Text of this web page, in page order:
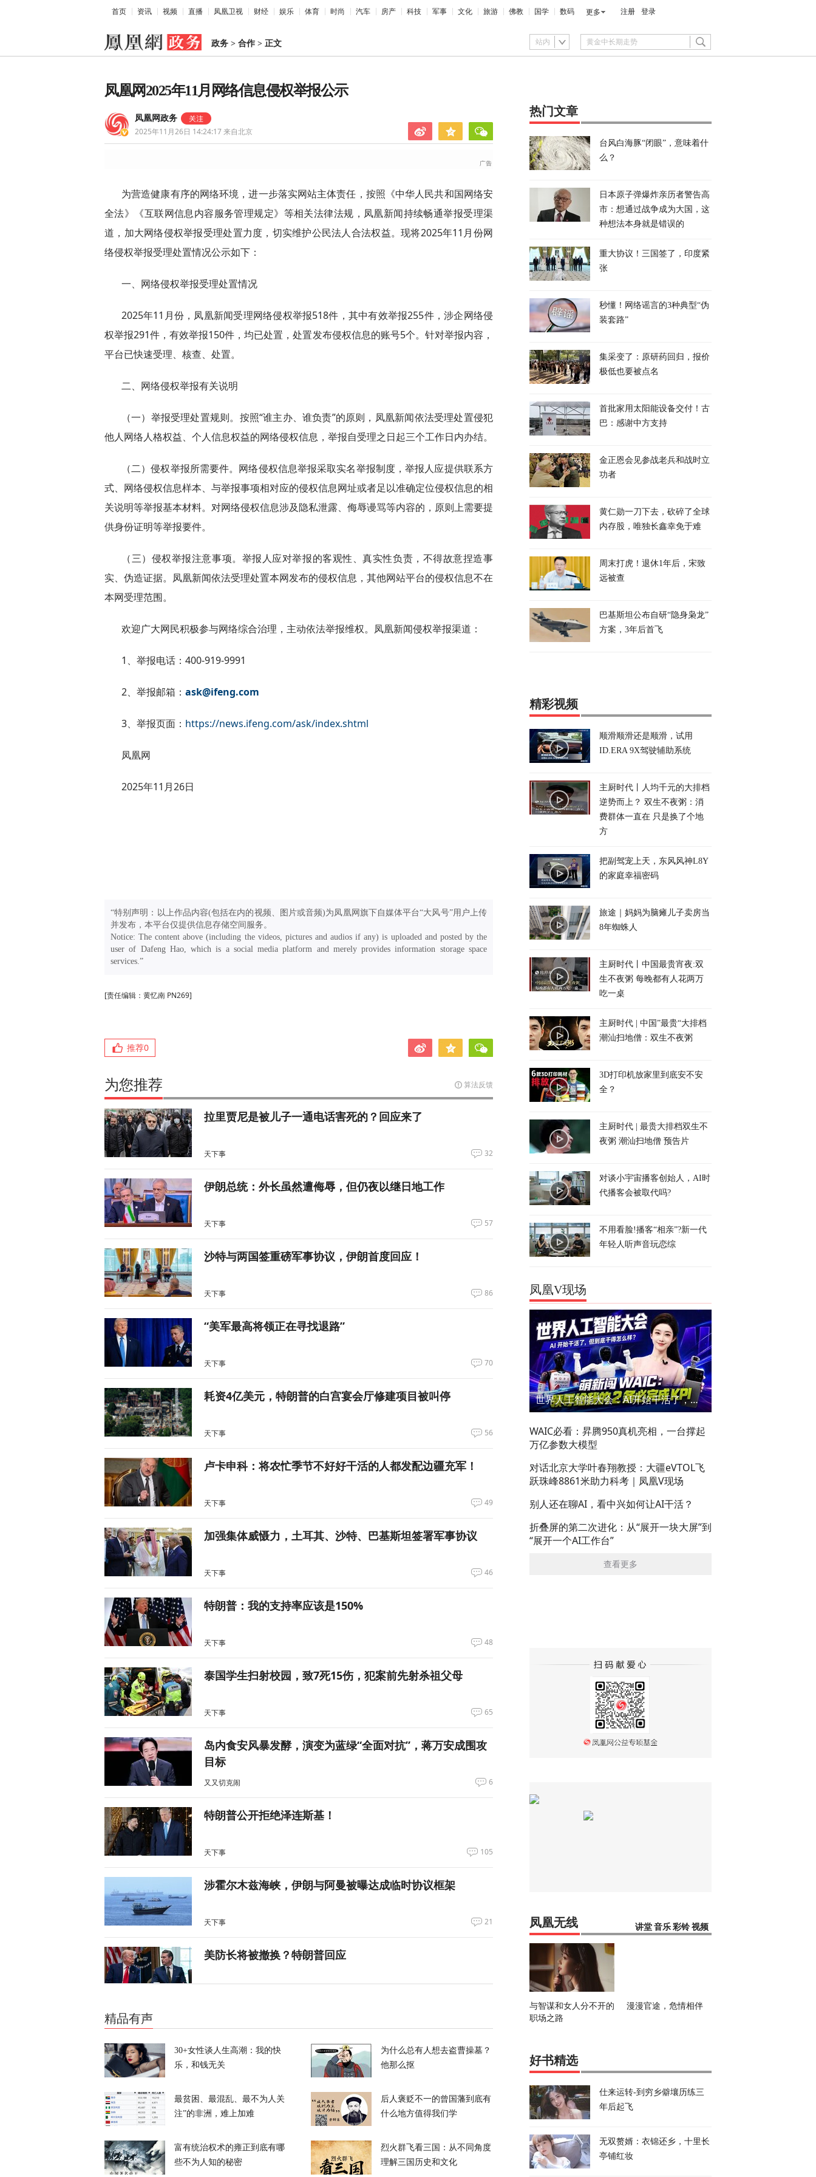
首页 资讯 视频 直播 凤凰卫视 财经 娱乐 体育 时尚 汽车 房产 科技 军事 文化 旅游 佛教 国学 数码 更多 注册 登录
政务 > 合作 > 正文 站内
凤凰网2025年11月网络信息侵权举报公示
凤凰网政务
2025年11月26日 14:24:17来自北京
为营造健康有序的网络环境，进一步落实网站主体责任，按照《中华人民共和国网络安
全法》《互联网信息内容服务管理规定》等相关法律法规，凤凰新闻持续畅通举报受理渠
道，加大网络侵权举报受理处置力度，切实维护公民法人合法权益。现将2025年11月份网
络侵权举报受理处置情况公示如下：
一、网络侵权举报受理处置情况
2025年11月份，凤凰新闻受理网络侵权举报518件，其中有效举报255件，涉企网络侵
权举报291件，有效举报150件，均已处置，处置发布侵权信息的账号5个。针对举报内容，
平台已快速受理、核查、处置。
二、网络侵权举报有关说明
（一）举报受理处置规则。按照“谁主办、谁负责”的原则，凤凰新闻依法受理处置侵犯
他人网络人格权益、个人信息权益的网络侵权信息，举报自受理之日起三个工作日内办结。
（二）侵权举报所需要件。网络侵权信息举报采取实名举报制度，举报人应提供联系方
式、网络侵权信息样本、与举报事项相对应的侵权信息网址或者足以准确定位侵权信息的相
关说明等举报基本材料。对网络侵权信息涉及隐私泄露、侮辱谩骂等内容的，原则上需要提
供身份证明等举报要件。
（三）侵权举报注意事项。举报人应对举报的客观性、真实性负责，不得故意捏造事
实、伪造证据。凤凰新闻依法受理处置本网发布的侵权信息，其他网站平台的侵权信息不在
本网受理范围。
欢迎广大网民积极参与网络综合治理，主动依法举报维权。凤凰新闻侵权举报渠道：
1、举报电话：400-919-9991
2、举报邮箱： ask@ifeng.com
3、举报页面： https://news.ifeng.com/ask/index.shtml
凤凰网
2025年11月26日
“特别声明：以上作品内容(包括在内的视频、图片或音频)为凤凰网旗下自媒体平台“大风号”用户上传
并发布，本平台仅提供信息存储空间服务。
Notice: The content above (including the videos, pictures and audios if any) is uploaded and posted by the
user of Dafeng Hao, which is a social media platform and merely provides information storage space
services.”
[责任编辑：黄忆南 PN269]
推荐0
为您推荐 算法反馈
拉里贾尼是被儿子一通电话害死的？回应来了
天下事 32
伊朗总统：外长虽然遭侮辱，但仍夜以继日地工作
天下事 57
沙特与两国签重磅军事协议，伊朗首度回应！
天下事 86
“美军最高将领正在寻找退路”
天下事 70
耗资4亿美元，特朗普的白宫宴会厅修建项目被叫停
天下事 56
卢卡申科：将农忙季节不好好干活的人都发配边疆充军！
天下事 49
加强集体威慑力，土耳其、沙特、巴基斯坦签署军事协议
天下事 46
特朗普：我的支持率应该是150%
天下事 48
泰国学生扫射校园，致7死15伤，犯案前先射杀祖父母
天下事 65
岛内食安风暴发酵，演变为蓝绿“全面对抗”，蒋万安成围攻
目标
又又切克闹 6
特朗普公开拒绝泽连斯基！
天下事 105
涉霍尔木兹海峡，伊朗与阿曼被曝达成临时协议框架
天下事 21
美防长将被撤换？特朗普回应
伊朗议会议长喊话：别再作秀了！
天下事
28枚导弹零拦截！基辅防空失灵，西方靠不住了
美媒：特朗普私下支持万斯参加下届美国大选
精品有声
30+女性谈人生高潮：我的快
乐，和钱无关
为什么总有人想去盗曹操墓？
他那么抠
最贫困、最混乱、最不为人关
注”的非洲，难上加难
后人褒贬不一的曾国藩到底有
什么地方值得我们学
富有统治权术的雍正到底有哪
些不为人知的秘密
烈火群飞看三国：从不同角度
理解三国历史和文化
热门文章
台风白海豚“闭眼”，意味着什
么？
日本原子弹爆炸亲历者警告高
市：想通过战争成为大国，这
种想法本身就是错误的
重大协议！三国签了，印度紧
张
秒懂！网络谣言的3种典型“伪
装套路”
集采变了：原研药回归，报价
极低也要被点名
首批家用太阳能设备交付！古
巴：感谢中方支持
金正恩会见参战老兵和战时立
功者
黄仁勋一刀下去，砍碎了全球
内存股，唯独长鑫幸免于难
周末打虎！退休1年后，宋致
远被查
巴基斯坦公布自研“隐身枭龙”
方案，3年后首飞
精彩视频
顺滑顺滑还是顺滑，试用
ID.ERA 9X驾驶辅助系统
主厨时代丨人均千元的大排档
逆势而上？ 双生不夜粥：消
费群体一直在 只是换了个地
方
把副驾宠上天，东风风神L8Y
的家庭幸福密码
旅途｜妈妈为脑瘫儿子卖房当
8年蜘蛛人
主厨时代丨中国最贵宵夜:双
生不夜粥 每晚都有人花两万
吃一桌
主厨时代 | 中国”最贵“大排档
潮汕扫地僧：双生不夜粥
3D打印机放家里到底安不安
全？
主厨时代 | 最贵大排档双生不
夜粥 潮汕扫地僧 预告片
对谈小宇宙播客创始人，AI时
代播客会被取代吗?
不用看脸!播客“相亲”?新一代
年轻人听声音玩恋综
凤凰V现场
世界人工智能大会：AI开始干活了，但到底干的怎么样？萌新闯WAIC
WAIC必看：昇腾950真机亮相，一台撑起
万亿参数大模型
对话北京大学叶春翔教授：大疆eVTOL飞
跃珠峰8861米助力科考｜凤凰V现场
别人还在聊AI，看中兴如何让AI干活？
折叠屏的第二次进化：从“展开一块大屏”到
“展开一个AI工作台”
查看更多
讲堂 音乐 彩铃 视频
凤凰无线
与智谋和女人分不开的
职场之路
漫漫官途，危情相伴
好书精选
仕来运转-到穷乡僻壤历练三
年后起飞
无双赘婿：衣锦还乡，十里长
亭铺红妆